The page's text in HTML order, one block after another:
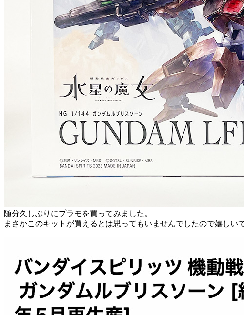
随分久しぶりにプラモを買ってみました。
まさかこのキットが買えるとは思ってもいませんでしたので嬉し